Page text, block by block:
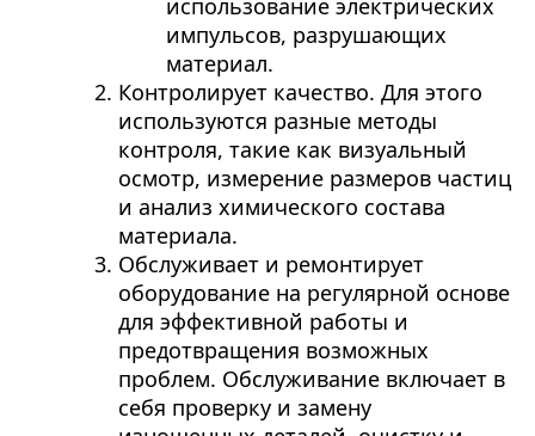
использование электрических
импульсов, разрушающих
материал.
Контролирует качество. Для этого
используются разные методы
контроля, такие как визуальный
осмотр, измерение размеров частиц
и анализ химического состава
материала.
Обслуживает и ремонтирует
оборудование на регулярной основе
для эффективной работы и
предотвращения возможных
проблем. Обслуживание включает в
себя проверку и замену